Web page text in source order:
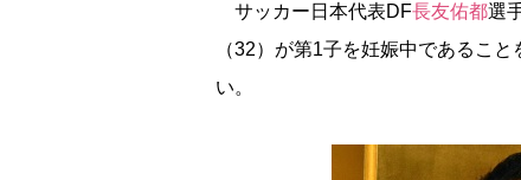
サッカー日本代表DF長友佑都選
（32）が第1子を妊娠中であるこ
い。